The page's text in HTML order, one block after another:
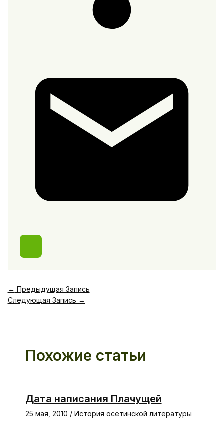
← Предыдущая Запись
Следующая Запись →
Похожие статьи
Дата написания Плачущей
25 мая, 2010 / История осетинской литературы